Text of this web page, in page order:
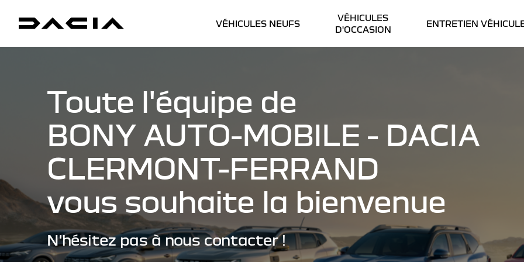
VÉHICULES NEUFS
VÉHICULES
D'OCCASION
ENTRETIEN
Toute l'équipe de
BONY AUTO-MOBILE - DACIA
CLERMONT-FERRAND
vous souhaite la bienvenue
N'hésitez pas à nous contacter !